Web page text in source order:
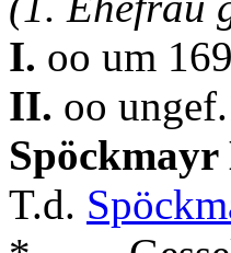
I. oo um
II. oo
T.d.